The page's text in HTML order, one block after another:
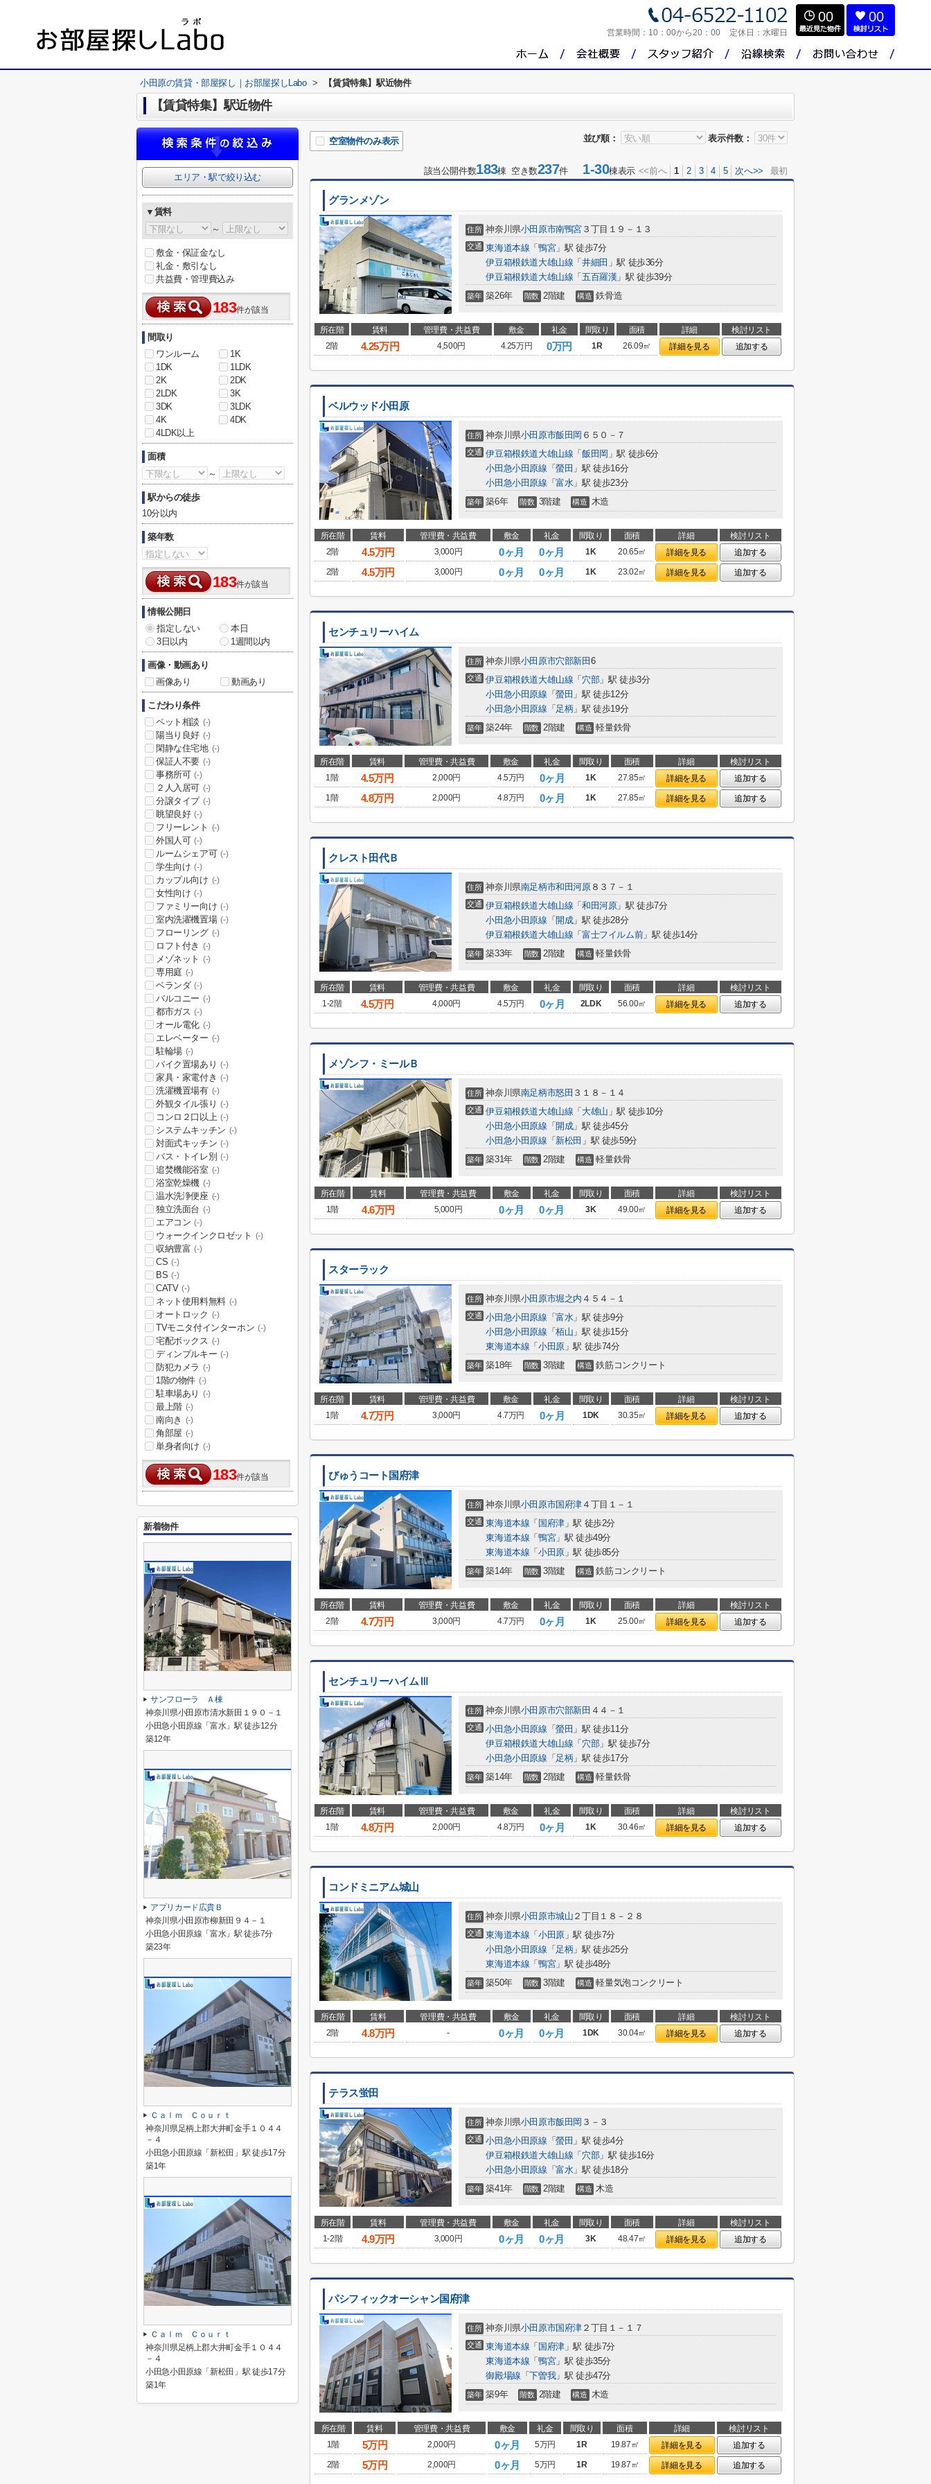
営業時間： 10：00から20：00 定休日： 水曜日
00 00
小田原の賃貸・部屋探し｜お部屋探しLabo > 【賃貸特集】駅近物件
【賃貸特集】駅近物件
並び順： 表示件数：
空室物件のみ表示
該当公開件数183棟 空き数237件1-30棟表示 <<前へ 1 2 3 4 5 次へ>> 最初
グランメゾン
住所 神奈川県小田原市南鴨宮 ３丁目１９－１３
交通 東海道本線 「 鴨宮」駅 徒歩7分
伊豆箱根鉄道大雄山線 「井細田 」駅 徒歩36分
伊豆箱根鉄道大雄山線 「五百羅漢 」駅 徒歩39分
築年 築26年 階数 2階建 構造 鉄骨造
所在階 賃料 管理費・共益費 敷金 礼金 間取り 面積 詳細
検討リスト
2階
4.25万円 4,500円 4.25万円 0万円 1R 26.09㎡ 詳細を見る 追加する
ベルウッド小田原
住所 神奈川県小田原市飯田岡 ６５０－７
交通 伊豆箱根鉄道大雄山線 「飯田岡 」駅 徒歩6分
小田急小田原線 「螢田 」駅 徒歩16分
小田急小田原線 「富水」駅 徒歩23分
築年 築6年 階数 3階建 構造 木造
所在階 賃料 管理費・共益費 敷金 礼金 間取り 面積 詳細
検討リスト
2階
4.5万円 3,000円 0ヶ月 0ヶ月 1K 20.65㎡ 詳細を見る
追加する
2階
4.5万円 3,000円 0ヶ月 0ヶ月 1K 23.02㎡ 詳細を見る 追加する
センチュリーハイム
住所 神奈川県小田原市穴部新田 6
交通 伊豆箱根鉄道大雄山線 「 穴部」駅 徒歩3分
小田急小田原線 「螢田 」駅 徒歩12分
小田急小田原線 「 足柄 」駅 徒歩19分
築年 築24年 階数 2階建 構造 軽量鉄骨
所在階 賃料 管理費・共益費 敷金 礼金 間取り 面積 詳細
検討リスト
1階
4.5万円 2,000円 4.5万円 0ヶ月 1K 27.85㎡ 詳細を見る
追加する
1階
4.8万円 2,000円 4.8万円 0ヶ月 1K 27.85㎡ 詳細を見る 追加する
クレスト田代Ｂ
住所 神奈川県南足柄市和田河原８３７－１
交通 伊豆箱根鉄道大雄山線 「和田河原」駅 徒歩7分
小田急小田原線 「 開成」駅 徒歩28分
伊豆箱根鉄道大雄山線 「富士フイルム前」駅 徒歩14分
築年 築33年 階数 2階建 構造 軽量鉄骨
所在階 賃料 管理費・共益費 敷金 礼金 間取り 面積 詳細
検討リスト
1-2階
4.5万円 4,000円 4.5万円 0ヶ月 2LDK 56.00㎡ 詳細を見る 追加する
メゾンフ・ミールＢ
住所 神奈川県南足柄市怒田 ３１８－１４
交通 伊豆箱根鉄道大雄山線 「 大雄山 」駅 徒歩10分
小田急小田原線 「 開成」駅 徒歩45分
小田急小田原線 「 新松田 」駅 徒歩59分
築年 築31年 階数 2階建 構造 軽量鉄骨
所在階 賃料 管理費・共益費 敷金 礼金 間取り 面積 詳細
検討リスト
1階
4.6万円 5,000円 0ヶ月 0ヶ月 3K 49.00㎡ 詳細を見る 追加する
スターラック
住所 神奈川県小田原市堀之内 ４５４－１
交通 小田急小田原線 「富水」駅 徒歩9分
小田急小田原線 「栢山 」駅 徒歩15分
東海道本線 「 小田原」駅 徒歩74分
築年 築18年 階数 3階建 構造 鉄筋コンクリート
所在階 賃料 管理費・共益費 敷金 礼金 間取り 面積 詳細
検討リスト
1階
4.7万円 3,000円 4.7万円 0ヶ月 1DK 30.35㎡ 詳細を見る 追加する
びゅうコート国府津
住所 神奈川県小田原市国府津 ４丁目１－１
交通 東海道本線 「 国府津」駅 徒歩2分
東海道本線 「 鴨宮」駅 徒歩49分
東海道本線 「 小田原」駅 徒歩85分
築年 築14年 階数 3階建 構造 鉄筋コンクリート
所在階 賃料 管理費・共益費 敷金 礼金 間取り 面積 詳細
検討リスト
2階
4.7万円 3,000円 4.7万円 0ヶ月 1K 25.00㎡ 詳細を見る 追加する
センチュリーハイムⅢ
住所 神奈川県小田原市穴部新田 ４４－１
交通 小田急小田原線 「螢田 」駅 徒歩11分
伊豆箱根鉄道大雄山線 「 穴部」駅 徒歩7分
小田急小田原線 「 足柄 」駅 徒歩17分
築年 築14年 階数 2階建 構造 軽量鉄骨
所在階 賃料 管理費・共益費 敷金 礼金 間取り 面積 詳細
検討リスト
1階
4.8万円 2,000円 4.8万円 0ヶ月 1K 30.46㎡ 詳細を見る 追加する
コンドミニアム城山
住所 神奈川県小田原市城山 ２丁目１８－２８
交通 東海道本線 「 小田原」駅 徒歩7分
小田急小田原線 「 足柄 」駅 徒歩25分
東海道本線 「 鴨宮」駅 徒歩48分
築年 築50年 階数 3階建 構造 軽量気泡コンクリート
所在階 賃料 管理費・共益費 敷金 礼金 間取り 面積 詳細
検討リスト
2階
4.8万円 - 0ヶ月 0ヶ月 1DK 30.04㎡ 詳細を見る 追加する
テラス蛍田
住所 神奈川県小田原市飯田岡 ３－３
交通 小田急小田原線 「螢田 」駅 徒歩4分
伊豆箱根鉄道大雄山線 「 穴部」駅 徒歩16分
小田急小田原線 「富水」駅 徒歩18分
築年 築41年 階数 2階建 構造 木造
所在階 賃料 管理費・共益費 敷金 礼金 間取り 面積 詳細
検討リスト
1-2階
4.9万円 3,000円 0ヶ月 0ヶ月 3K 48.47㎡ 詳細を見る 追加する
パシフィックオーシャン国府津
住所 神奈川県小田原市国府津 ２丁目１－１７
交通 東海道本線 「 国府津」駅 徒歩7分
東海道本線 「 鴨宮」駅 徒歩35分
御殿場線 「下曽我」駅 徒歩47分
築年 築9年 階数 2階建 構造 木造
所在階 賃料 管理費・共益費 敷金 礼金 間取り 面積 詳細
検討リスト
1階
5万円 2,000円 0ヶ月 5万円 1R 19.87㎡ 詳細を見る
追加する
2階
5万円 2,000円 0ヶ月 5万円 1R 19.87㎡ 詳細を見る 追加する
エリア・駅で絞り込む
▼賃料
～
敷金・保証金なし
礼金・敷引なし
共益費・管理費込み
183件が該当
間取り
ワンルーム
1K
1DK
1LDK
2K
2DK
2LDK
3K
3DK
3LDK
4K
4DK
4LDK以上
面積
～
駅からの徒歩
10分以内
築年数
183件が該当
情報公開日
指定しない
本日
3日以内
1週間以内
画像・動画あり
画像あり
動画あり
こだわり条件
ペット相談 (-)
陽当り良好 (-)
閑静な住宅地 (-)
保証人不要 (-)
事務所可 (-)
２人入居可 (-)
分譲タイプ (-)
眺望良好 (-)
フリーレント (-)
外国人可 (-)
ルームシェア可 (-)
学生向け (-)
カップル向け (-)
女性向け (-)
ファミリー向け (-)
室内洗濯機置場 (-)
フローリング (-)
ロフト付き (-)
メゾネット (-)
専用庭 (-)
ベランダ (-)
バルコニー (-)
都市ガス (-)
オール電化 (-)
エレベーター (-)
駐輪場 (-)
バイク置場あり (-)
家具・家電付き (-)
洗濯機置場有 (-)
外観タイル張り (-)
コンロ２口以上 (-)
システムキッチン (-)
対面式キッチン (-)
バス・トイレ別 (-)
追焚機能浴室 (-)
浴室乾燥機 (-)
温水洗浄便座 (-)
独立洗面台 (-)
エアコン (-)
ウォークインクロゼット (-)
収納豊富 (-)
CS (-)
BS (-)
CATV (-)
ネット使用料無料 (-)
オートロック (-)
TVモニタ付インターホン (-)
宅配ボックス (-)
ディンプルキー (-)
防犯カメラ (-)
1階の物件 (-)
駐車場あり (-)
最上階 (-)
南向き (-)
角部屋 (-)
単身者向け (-)
183件が該当
新着物件
サンフローラ Ａ棟
神奈川県小田原市清水新田１９０－１
小田急小田原線「富水」駅 徒歩12分
築12年
アプリカード広貴Ｂ
神奈川県小田原市柳新田９４－１
小田急小田原線「富水」駅 徒歩7分
築23年
Ｃａｌｍ Ｃｏｕｒｔ
神奈川県足柄上郡大井町金手１０４４
－４
小田急小田原線「新松田」駅 徒歩17分
築1年
Ｃａｌｍ Ｃｏｕｒｔ
神奈川県足柄上郡大井町金手１０４４
－４
小田急小田原線「新松田」駅 徒歩17分
築1年